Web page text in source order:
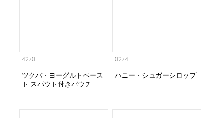
4270
ツクバ・ヨーグルトペース
ト スパウト付きパウチ
0274
ハニー・シュガーシロップ